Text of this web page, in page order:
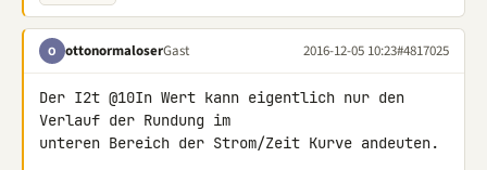
O ottonormaloserGast 2016-12-05 10:23#4817025
Der I2t @10In Wert kann eigentlich nur den
Verlauf der Rundung im
unteren Bereich der Strom/Zeit Kurve andeuten.